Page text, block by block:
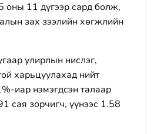
оны 11 дүгээр сард болж,
зах зээлийн хөгжлийн
улирлын нислэг,
харьцуулахад нийт
иар нэмэгдсэн талаар
сая зорчигч, үүнээс 1.58